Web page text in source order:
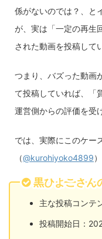
係がないのでは？、と
が、実は「一定の再生
された動画を投稿して
つまり、バズった動画
て投稿していれば、「
運営側からの評価を受
では、実際にこのケー
（@kurohiyoko4899
黒ひよこさん
主な投稿コンテ
投稿開始日：